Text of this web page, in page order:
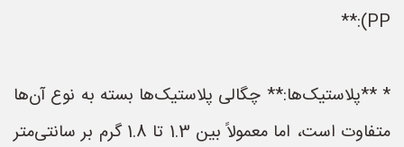
PP):**
* **پلاستیک‌ها:** چگالی پلاستیک‌ها بسته به نوع آن‌ها
متفاوت است، اما معمولاً بین 1.3 تا 1.8 گرم بر سانتی‌متر